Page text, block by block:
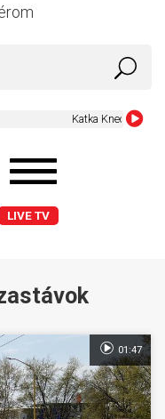
LIVE TV
01:47